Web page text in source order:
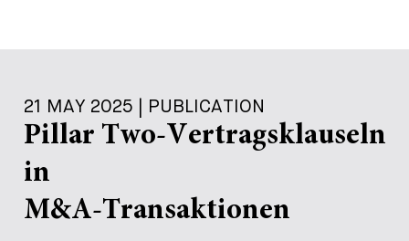
21 MAY 2025 | PUBLICATION
Pillar Two-Vertragsklauseln
in
M&A-Transaktionen